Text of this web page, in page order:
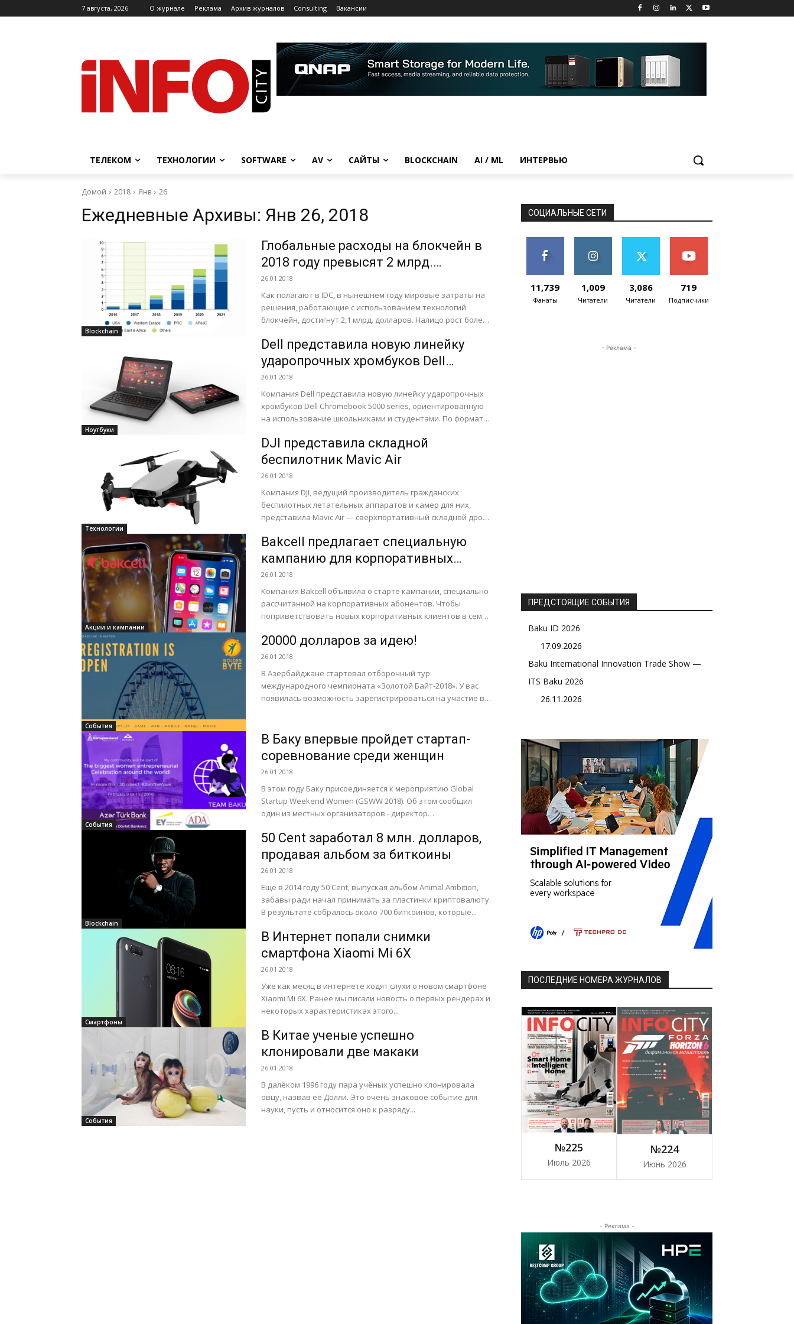
7 августа, 2026 O журнале Реклама Архив журналов Consulting Вакансии
ТЕЛЕКОМ ТЕХНОЛОГИИ SOFTWARE AV САЙТЫ BLOCKCHAIN AI / ML ИНТЕРВЬЮ
Домой 2018 Янв 26
Ежедневные Архивы: Янв 26, 2018
Blockchain
Глобальные расходы на блокчейн в
2018 году превысят 2 млрд.
долларов
26.01.2018
Как полагают в IDC, в нынешнем году мировые затраты на
решения, работающие с использованием технологий
блокчейн, достигнут 2,1 млрд. долларов. Налицо рост более
Ноутбуки
Dell представила новую линейку
ударопрочных хромбуков Dell
Chromebook 5000
26.01.2018
Компания Dell представила новую линейку ударопрочных
хромбуков Dell Chromebook 5000 series, ориентированную
на использование школьниками и студентами. По формату
Технологии
DJI представила складной
беспилотник Mavic Air
26.01.2018
Компания DJI, ведущий производитель гражданских
беспилотных летательных аппаратов и камер для них,
представила Mavic Air — сверхпортативный складной дрон
Акции и кампании
Bakcell предлагает специальную
кампанию для корпоративных
клиентов
26.01.2018
Компания Bakcell объявила о старте кампании, специально
рассчитанной на корпоративных абонентов. Чтобы
поприветствовать новых корпоративных клиентов в семье
События
20000 долларов за идею!
26.01.2018
В Азербайджане стартовал отборочный тур
международного чемпионата «Золотой Байт-2018». У вас
появилась возможность зарегистрироваться на участие в
События
В Баку впервые пройдет стартап-
соревнование среди женщин
26.01.2018
В этом году Баку присоединяется к мероприятию Global
Startup Weekend Women (GSWW 2018). Об этом сообщил
один из местных организаторов - директор
Blockchain
50 Сent заработал 8 млн. долларов,
продавая альбом за биткоины
26.01.2018
Еще в 2014 году 50 Сent, выпуская альбом Animal Ambition,
забавы ради начал принимать за пластинки криптовалюту.
В результате собралось около 700 биткоинов, которые...
Смартфоны
В Интернет попали снимки
смартфона Xiaomi Mi 6X
26.01.2018
Уже как месяц в интернете ходят слухи о новом смартфоне
Xiaomi Mi 6X. Ранее мы писали новость о первых рендерах и
некоторых характеристиках этого...
События
В Китае ученые успешно
клонировали две макаки
26.01.2018
В далёком 1996 году пара учёных успешно клонировала
овцу, назвав её Долли. Это очень знаковое событие для
науки, пусть и относится оно к разряду...
СОЦИАЛЬНЫЕ СЕТИ
11,739
Фанаты
1,009
Читатели
3,086
Читатели
719
Подписчики
- Реклама -
ПРЕДСТОЯЩИЕ СОБЫТИЯ
Baku ID 2026
17.09.2026
Baku International Innovation Trade Show —
ITS Baku 2026
26.11.2026
ПОСЛЕДНИЕ НОМЕРА ЖУРНАЛОВ
№225
Июль 2026
№224
Июнь 2026
- Реклама -